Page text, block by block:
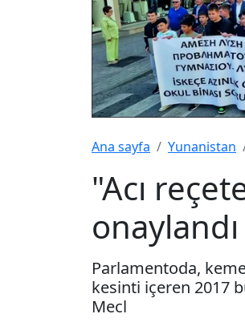
Ana sayfa Yunanistan
"Acı
onaylandı
Parlamentoda,
kesinti içeren 2017
Mecl